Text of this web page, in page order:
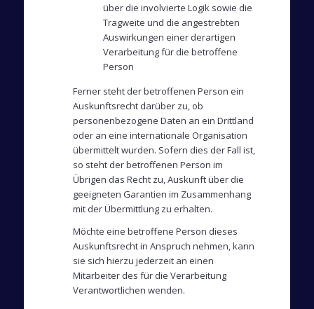
über die involvierte Logik sowie die
Tragweite und die angestrebten
Auswirkungen einer derartigen
Verarbeitung für die betroffene
Person
Ferner steht der betroffenen Person ein
Auskunftsrecht darüber zu, ob
personenbezogene Daten an ein Drittland
oder an eine internationale Organisation
übermittelt wurden. Sofern dies der Fall ist,
so steht der betroffenen Person im
Übrigen das Recht zu, Auskunft über die
geeigneten Garantien im Zusammenhang
mit der Übermittlung zu erhalten.
Möchte eine betroffene Person dieses
Auskunftsrecht in Anspruch nehmen, kann
sie sich hierzu jederzeit an einen
Mitarbeiter des für die Verarbeitung
Verantwortlichen wenden.